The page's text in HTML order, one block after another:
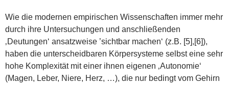
Wie die modernen empirischen Wissenschaften immer mehr
durch ihre Untersuchungen und anschließenden
‚Deutungen‘ ansatzweise ’sichtbar machen‘ (z.B. [5],[6]),
haben die unterscheidbaren Körpersysteme selbst eine sehr
hohe Komplexität mit einer ihnen eigenen ‚Autonomie‘
(Magen, Leber, Niere, Herz, …), die nur bedingt vom Gehirn